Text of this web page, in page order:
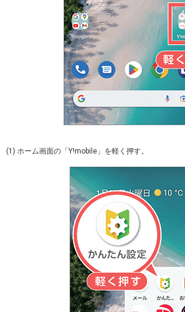
(1) ホーム画面の「Y!mobile」を軽く押す。